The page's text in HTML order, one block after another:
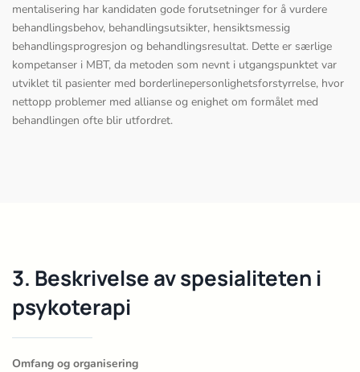
mentalisering har kandidaten gode forutsetninger for å vurdere
behandlingsbehov, behandlingsutsikter, hensiktsmessig
behandlingsprogresjon og behandlingsresultat. Dette er særlige
kompetanser i MBT, da metoden som nevnt i utgangspunktet var
utviklet til pasienter med borderlinepersonlighetsforstyrrelse, hvor
nettopp problemer med allianse og enighet om formålet med
behandlingen ofte blir utfordret.
3. Beskrivelse av spesialiteten i
psykoterapi
Omfang og organisering